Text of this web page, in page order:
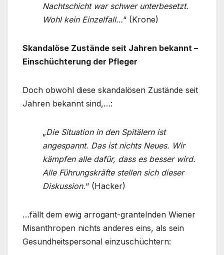
Nachtschicht war schwer unterbesetzt.
Wohl kein Einzelfall…“ (Krone)
Skandalöse Zustände seit Jahren bekannt –
Einschüchterung der Pfleger
Doch obwohl diese skandalösen Zustände seit
Jahren bekannt sind,…:
„Die Situation in den Spitälern ist
angespannt. Das ist nichts Neues. Wir
kämpfen alle dafür, dass es besser wird.
Alle Führungskräfte stellen sich dieser
Diskussion.“ (Hacker)
…fällt dem ewig arrogant-grantelnden Wiener
Misanthropen nichts anderes eins, als sein
Gesundheitspersonal einzuschüchtern: